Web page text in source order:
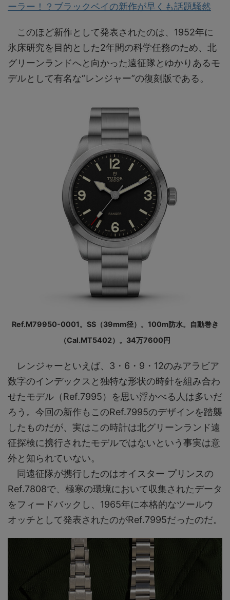
ーラー！？ブラックベイの新作が早くも話題騒然
このほど新作として発表されたのは、1952年に
氷床研究を目的とした2年間の科学任務のため、北
グリーンランドへと向かった遠征隊とゆかりあるモ
デルとして有名な“レンジャー”の復刻版である。
Ref.M79950-0001。SS（39mm径）。100m防水。自動巻き
（Cal.MT5402）。34万7600円
レンジャーといえば、3・6・9・12のみアラビア
数字のインデックスと独特な形状の時針を組み合わ
せたモデル（Ref.7995）を思い浮かべる人は多いだ
ろう。今回の新作もこのRef.7995のデザインを踏襲
したものだが、実はこの時計は北グリーンランド遠
征探検に携行されたモデルではないという事実は意
外と知られていない。
同遠征隊が携行したのはオイスター プリンスの
Ref.7808で、極寒の環境において収集されたデータ
をフィードバックし、1965年に本格的なツールウ
オッチとして発表されたのがRef.7995だったのだ。